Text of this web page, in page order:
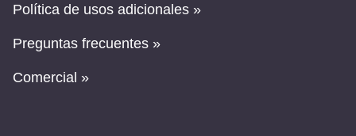
Política de usos adicionales »
Preguntas frecuentes »
Comercial »